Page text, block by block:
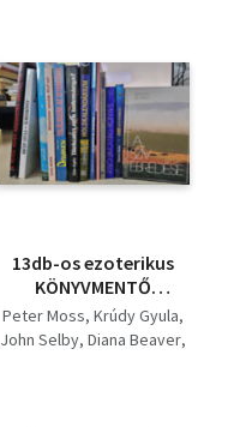
13db-os ezoterikus
KÖNYVMENTŐ
AJÁNLAT: Kísértetek
Britannia felett,
Peter Moss Krúdy Gyula
John Selby Diana Beaver